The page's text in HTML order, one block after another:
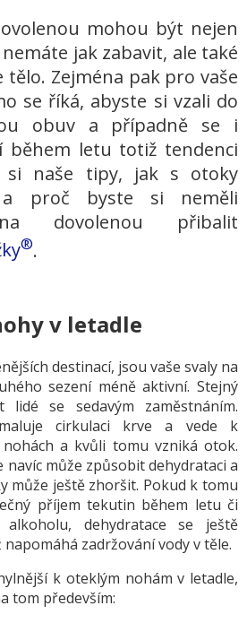
mohou být nejen
jak zabavit, ale také
tělo. Zejména pak pro vaše
se říká, abyste si vzali do
obuv a případně se i
během letu totiž tendenci
si naše tipy, jak s otoky
proč byste si neměli
dovolenou přibalit
®.
v letadle
destinací, jsou vaše svaly na
sezení méně aktivní. Stejný
se sedavým zaměstnáním.
cirkulaci krve a vede k
a kvůli tomu vzniká otok.
navíc může způsobit dehydrataci a
může ještě zhoršit. Pokud k tomu
příjem tekutin během letu či
alkoholu, dehydratace se ještě
zadržování vody v těle.
k oteklým nohám v letadle,
tom především: